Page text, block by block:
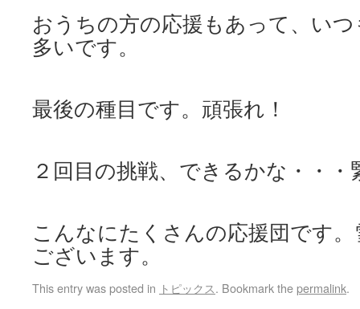
おうちの方の応援もあって、い
多いです。
最後の種目です。頑張れ！
２回目の挑戦、できるかな・・・
こんなにたくさんの応援団です
ございます。
This entry was posted in トピックス. Bookmark thepermalink.